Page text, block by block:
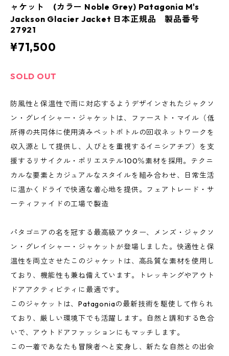
ャケット (カラー Noble Grey) Patagonia M's
Jackson Glacier Jacket 日本正規品 製品番号
27921
¥71,500
SOLD OUT
防風性と保温性で雨に対応するようデザインされたジャクソ
ン・グレイシャー・ジャケットは、ファースト・マイル（低
所得の共同体に使用済みペットボトルの回収ネットワークを
収入源として提供し、人びとを重視するイニシアチブ）を支
援するリサイクル・ポリエステル100％素材を採用。テクニ
カルな要素とカジュアルなスタイルを組み合わせ、日常生活
に温かくドライで快適な着心地を提供。フェアトレード・サ
ーティファイドの工場で製造
パタゴニアの名を冠する最高級アウター、メンズ・ジャクソ
ン・グレイシャー・ジャケットが登場しました。快適性と保
温性を両立させたこのジャケットは、高品質な素材を使用し
ており、機能性も兼ね備えています。トレッキングやアウト
ドアアクティビティに最適です。
このジャケットは、Patagoniaの最新技術を駆使して作られ
ており、厳しい環境下でも活躍します。自然と調和する色合
いで、アウトドアファッションにもマッチします。
この一着であなたも冒険者へと変身し、新たな自然との出会